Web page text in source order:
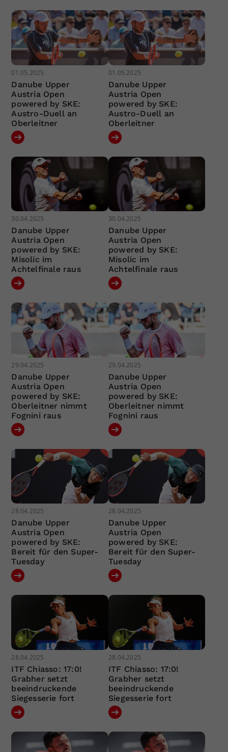
01.05.2025
Danube Upper
Austria Open
powered by SKE:
Austro-Duell an
Oberleitner
01.05.2025
Danube Upper
Austria Open
powered by SKE:
Austro-Duell an
Oberleitner
30.04.2025
Danube Upper
Austria Open
powered by SKE:
Misolic im
Achtelfinale raus
30.04.2025
Danube Upper
Austria Open
powered by SKE:
Misolic im
Achtelfinale raus
29.04.2025
Danube Upper
Austria Open
powered by SKE:
Oberleitner nimmt
Fognini raus
29.04.2025
Danube Upper
Austria Open
powered by SKE:
Oberleitner nimmt
Fognini raus
28.04.2025
Danube Upper
Austria Open
powered by SKE:
Bereit für den Super-
Tuesday
28.04.2025
Danube Upper
Austria Open
powered by SKE:
Bereit für den Super-
Tuesday
28.04.2025
ITF Chiasso: 17:0!
Grabher setzt
beeindruckende
Siegesserie fort
28.04.2025
ITF Chiasso: 17:0!
Grabher setzt
beeindruckende
Siegesserie fort